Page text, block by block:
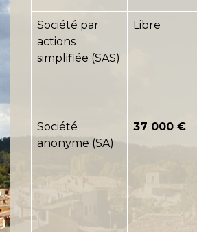
Société par
actions
simplifiée (SAS)
Libre
Société
anonyme (SA)
37 000 €